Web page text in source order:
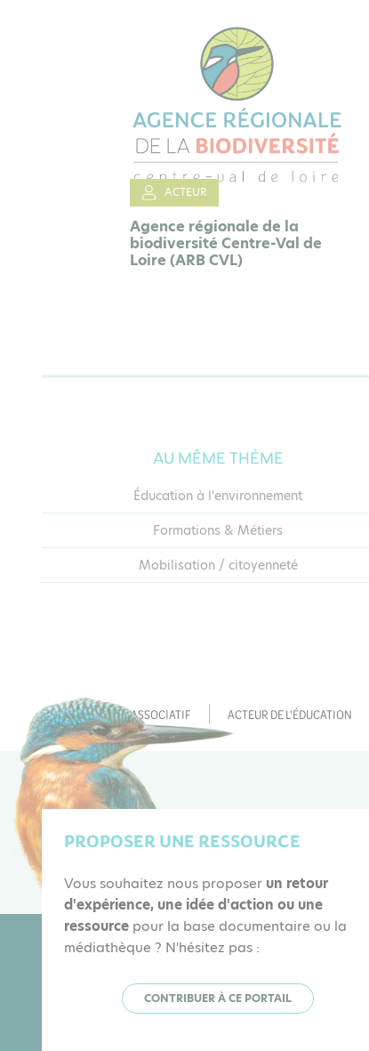
ACTEUR
Agence régionale de la
biodiversité Centre-Val de
Loire (ARB CVL)
AU MÊME THÈME
Éducation à l'environnement
Formations & Métiers
Mobilisation / citoyenneté
ACTEUR ASSOCIATIF ACTEUR DE L'ÉDUCATION
PROPOSER UNE RESSOURCE
Vous souhaitez nous proposer un retour
d'expérience, une idée d'action ou une
ressource pour la base documentaire ou la
médiathèque ? N'hésitez pas :
CONTRIBUER À CE PORTAIL